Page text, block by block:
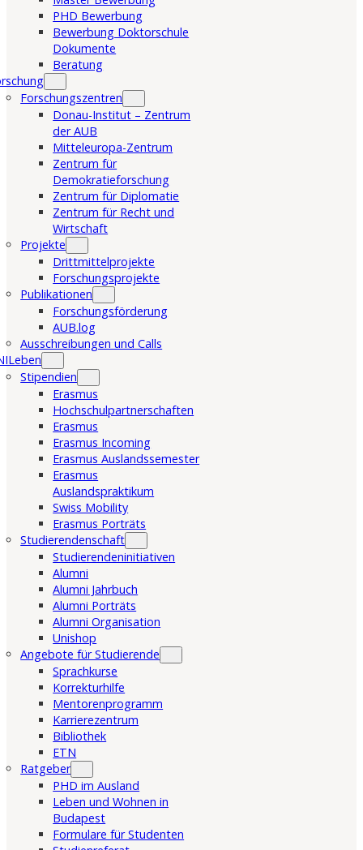
PHD Bewerbung
Bewerbung Doktorschule
Dokumente
Beratung
Forschungszentren
Donau-Institut – Zentrum
der AUB
Mitteleuropa-Zentrum
Zentrum für
Demokratieforschung
Zentrum für Diplomatie
Zentrum für Recht und
Wirtschaft
Projekte
Drittmittelprojekte
Forschungsprojekte
Publikationen
Forschungsförderung
AUB.log
Ausschreibungen und Calls
Stipendien
Erasmus
Hochschulpartnerschaften
Erasmus
Erasmus Incoming
Erasmus Auslandssemester
Erasmus
Auslandspraktikum
Swiss Mobility
Erasmus Porträts
Studierendenschaft
Studierendeninitiativen
Alumni
Alumni Jahrbuch
Alumni Porträts
Alumni Organisation
Unishop
Angebote für Studierende
Sprachkurse
Korrekturhilfe
Mentorenprogramm
Karrierezentrum
Bibliothek
ETN
Ratgeber
PHD im Ausland
Leben und Wohnen in
Budapest
Formulare für Studenten